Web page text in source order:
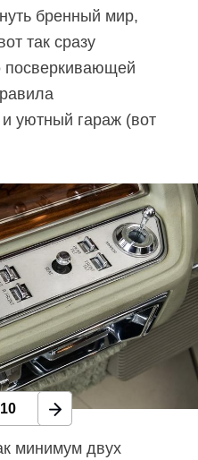
бренный мир,
так сразу
посверкивающей
уютный гараж (вот
10
минимум двух